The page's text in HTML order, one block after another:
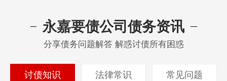
永嘉要债公司债务资讯
分享债务问题解答 解惑讨债所有困惑
讨债知识 法律常识 常见问题